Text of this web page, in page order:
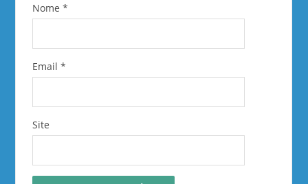
Nome *
Email *
Site